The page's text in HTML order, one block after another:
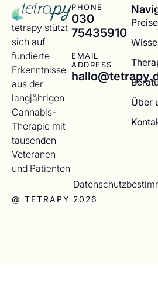
tetrapy stützt
sich auf
fundierte
Erkenntnisse
aus der
langjährigen
Cannabis-
Therapie mit
tausenden
Veteranen
und Patienten
PHONE
030
75435910
EMAIL
ADDRESS
Preise
Über
@ TETRAPY 2026